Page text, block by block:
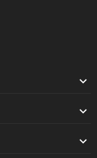


